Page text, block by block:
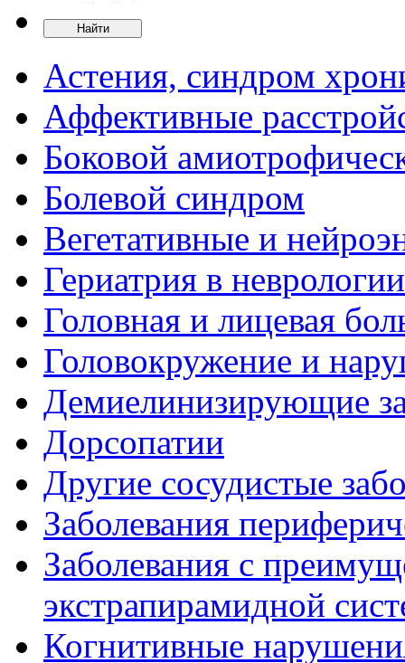
Найти
Астения, синдром
Аффективные
Боковой
Болевой синдром
Вегетативные и
Гериатрия в неврологии
Головная и лицевая
Головокружение и
Демиелинизирующие
Дорсопатии
Другие сосудистые
Заболевания
Заболевания с
экстрапирамидной
Когнитивные